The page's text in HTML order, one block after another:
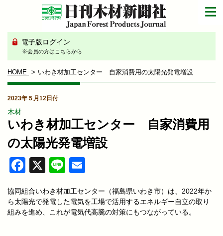
電子版ログイン
※会員の方はこちらから
HOME いわき材加工センター 自家消費用の太陽光発電増設
2023年５月12日付
木材
いわき材加工センター 自家消費用
の太陽光発電増設
Facebook
X Line
協同組合いわき材加工センター（福島県いわき市）は、2022年か
ら太陽光で発電した電気を工場で活用するエネルギー自立の取り
組みを進め、これが電気代高騰の対策にもつながっている。